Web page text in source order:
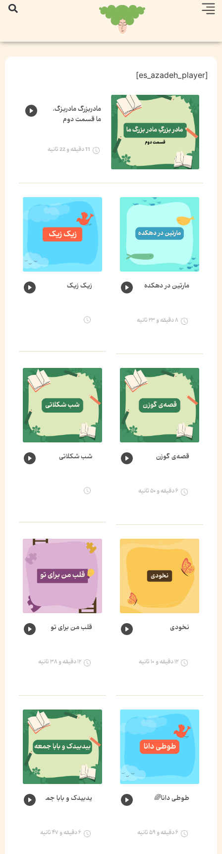
[es_azadeh_player]
مادربزرگ‌ مادربزگ،
ما قسمت دوم
11 دقیقه و 22 ثانیه
مارتین در دهکده
۸ دقیقه و ۲۳ ثانیه
زیک زیک
قصه‌ی گوزن
۶ دقیقه و ۵۰ ثانیه
شب شکلاتی
نخودی
۱۲ دقیقه و ۱۰ ثانیه
قلب من برای تو
۱۲ دقیقه و ۳۸ ثانیه
طوطی دانا🌈
۶ دقیقه و ۵۹ ثانیه
یدبیدک و بابا جمعه🐛🌈
۶ دقیقه و ۴۷ ثانیه